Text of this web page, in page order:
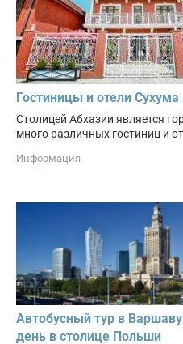
Гостиницы и отели Сухума
Столицей Абхазии является
много различных гостиниц и
Информация
Автобусный тур в
день в столице Польши